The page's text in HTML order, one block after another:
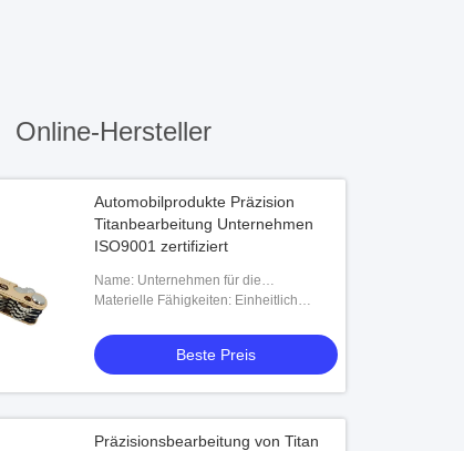
Online-Hersteller
Automobilprodukte Präzision
Titanbearbeitung Unternehmen
ISO9001 zertifiziert
Name: Unternehmen für die
Präzisionsbearbeitung von Titan
Materielle Fähigkeiten: Einheitlich
Schrauben, Schrauben, Schrauben,
Schrauben, Schrauben
Beste Preis
Präzisionsbearbeitung von Titan